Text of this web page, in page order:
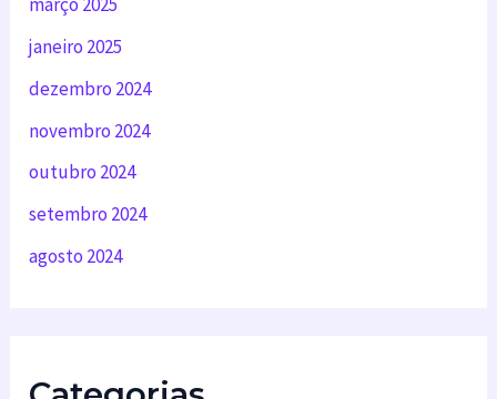
março 2025
janeiro 2025
dezembro 2024
novembro 2024
outubro 2024
setembro 2024
agosto 2024